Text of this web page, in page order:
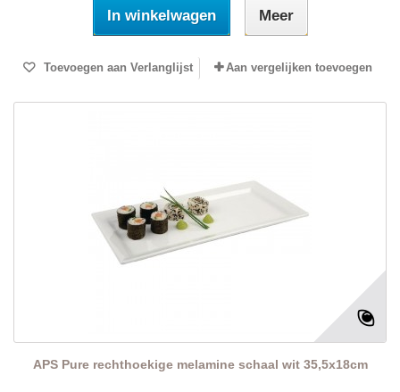
In winkelwagen Meer
Toevoegen aan Verlanglijst Aan vergelijken toevoegen
APS Pure rechthoekige melamine schaal wit 35,5x18cm